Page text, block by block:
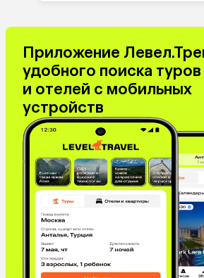
Приложение
удобного поиска туров
и отелей с мобильных
устройств